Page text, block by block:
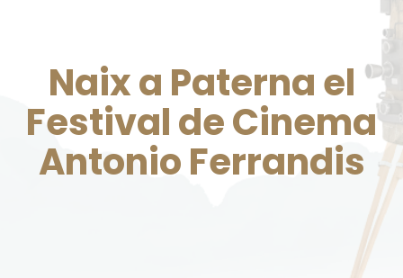
Naix a Paterna el
Festival de Cinema
Antonio Ferrandis